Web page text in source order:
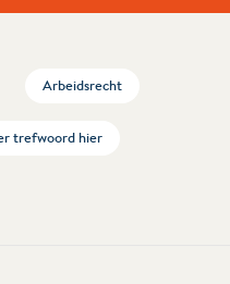
Arbeidsrecht
trefwoord hier